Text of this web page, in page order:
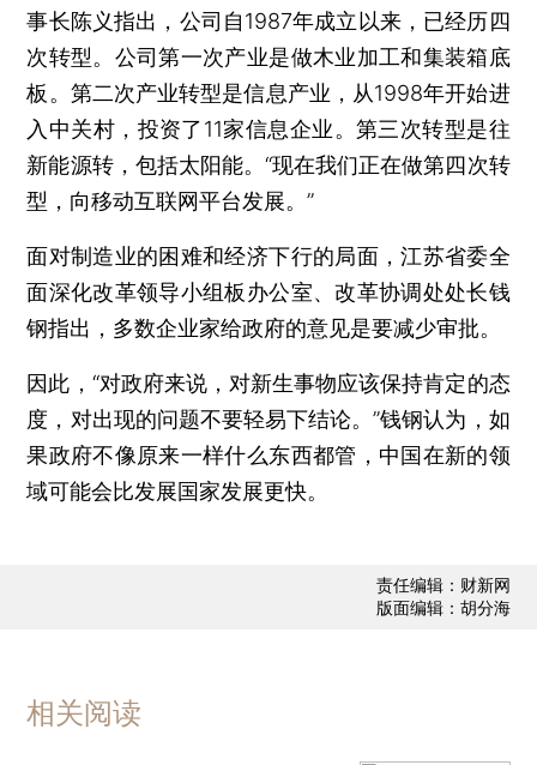
事长陈义指出，公司自1987年成立以来，已经历四
次转型。公司第一次产业是做木业加工和集装箱底
板。第二次产业转型是信息产业，从1998年开始进
入中关村，投资了11家信息企业。第三次转型是往
新能源转，包括太阳能。“现在我们正在做第四次转
型，向移动互联网平台发展。”
面对制造业的困难和经济下行的局面，江苏省委全
面深化改革领导小组板办公室、改革协调处处长钱
钢指出，多数企业家给政府的意见是要减少审批。
因此，“对政府来说，对新生事物应该保持肯定的态
度，对出现的问题不要轻易下结论。”钱钢认为，如
果政府不像原来一样什么东西都管，中国在新的领
域可能会比发展国家发展更快。
责任编辑：财新网
版面编辑：胡分海
相关阅读